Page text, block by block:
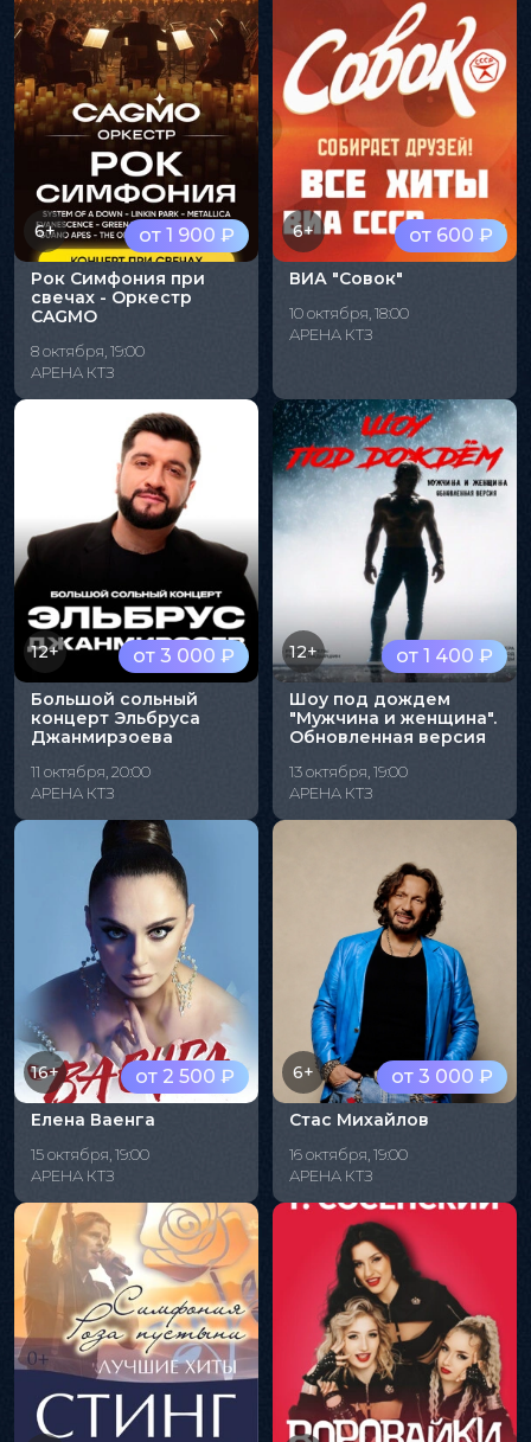
от 1 900 ₽
6+
Рок Симфония при
свечах - Оркестр
CAGMO
8 октября, 19:00
АРЕНА КТЗ
от 600 ₽
6+
ВИА "Совок"
10 октября, 18:00
АРЕНА КТЗ
от 3 000 ₽
12+
Большой сольный
концерт Эльбруса
Джанмирзоева
11 октября, 20:00
АРЕНА КТЗ
от 1 400 ₽
12+
Шоу под дождем
"Мужчина и женщина".
Обновленная версия
13 октября, 19:00
АРЕНА КТЗ
от 2 500 ₽
16+
Елена Ваенга
15 октября, 19:00
АРЕНА КТЗ
от 3 000 ₽
6+
Стас Михайлов
16 октября, 19:00
АРЕНА КТЗ